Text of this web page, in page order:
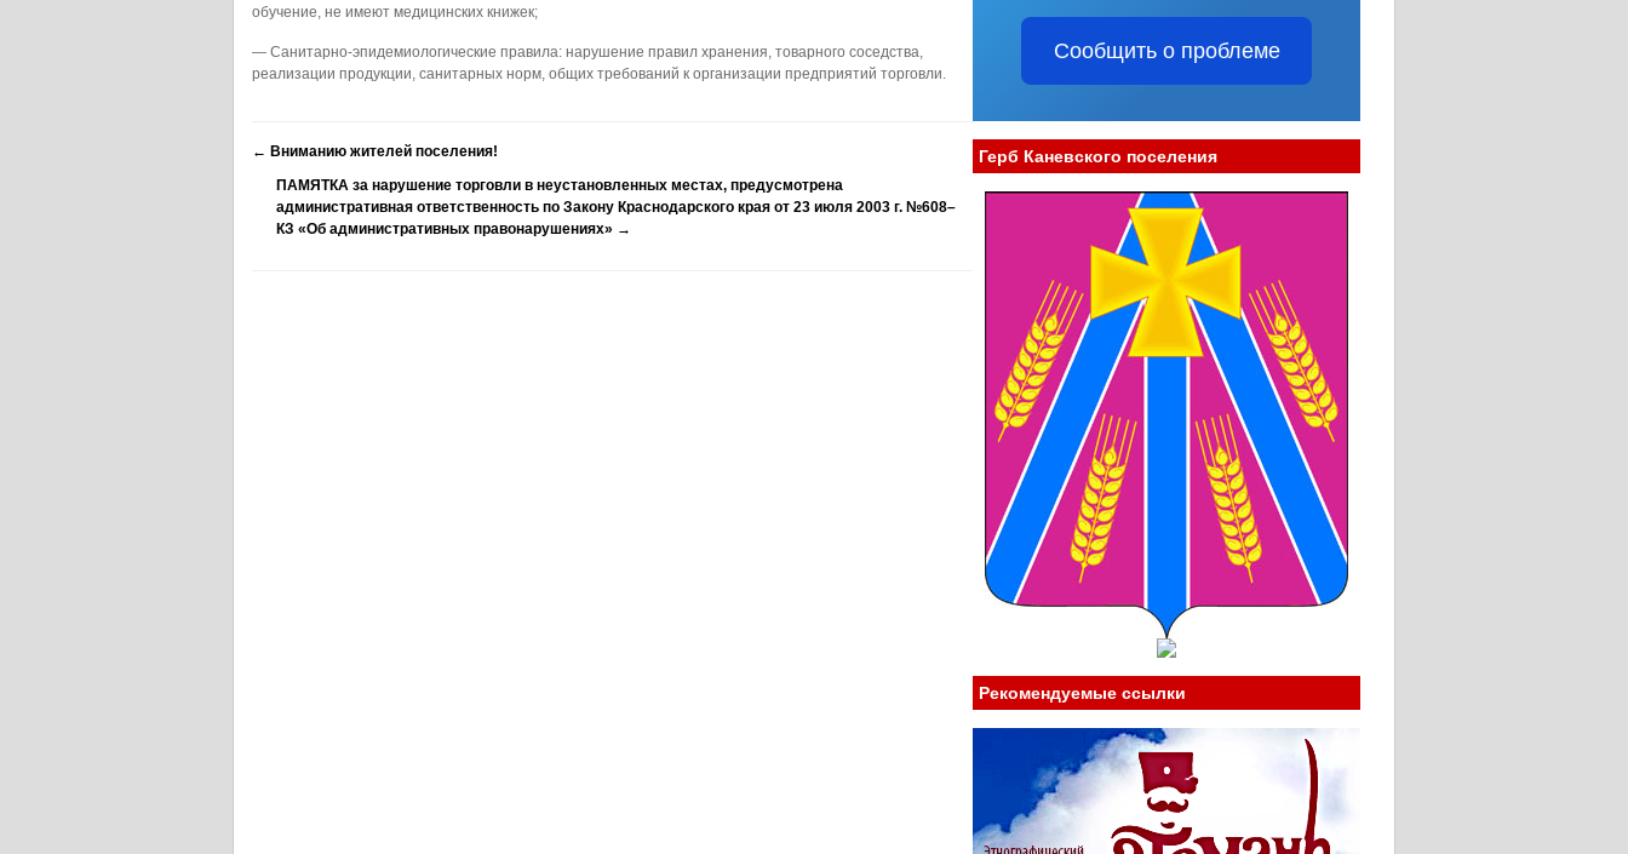
обучение, не имеют медицинских книжек;
— Санитарно-эпидемиологические правила: нарушение правил хранения, товарного соседства,
реализации продукции, санитарных норм, общих требований к организации предприятий торговли.
← Вниманию жителей поселения!
ПАМЯТКА за нарушение торговли в неустановленных местах, предусмотрена
административная ответственность по Закону Краснодарского края от 23 июля 2003 г. №608–
КЗ «Об административных правонарушениях» →
Сообщить о проблеме
Герб Каневского поселения
Рекомендуемые ссылки